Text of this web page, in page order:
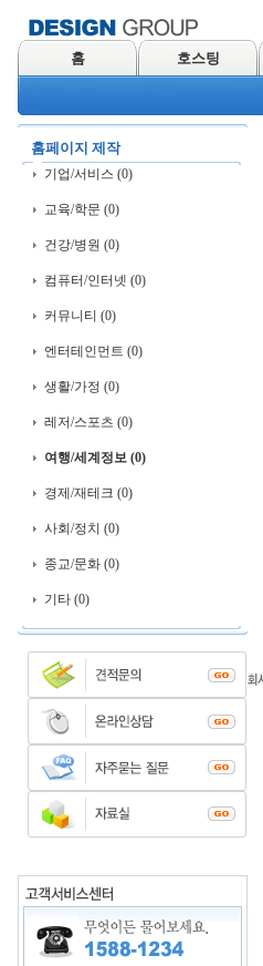
홈 호스팅
홈페이지 제작
기업/서비스 (0)
교육/학문 (0)
건강/병원 (0)
컴퓨터/인터넷 (0)
커뮤니티 (0)
엔터테인먼트 (0)
생활/가정 (0)
레저/스포츠 (0)
여행/세계정보 (0)
경제/재테크 (0)
사회/정치 (0)
종교/문화 (0)
기타 (0)